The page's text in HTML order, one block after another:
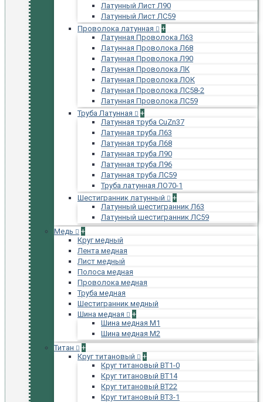
Латунный Лист Л90
Латунный Лист ЛС59
Проволока латунная
+
Латунная Проволока Л63
Латунная Проволока Л68
Латунная Проволока Л90
Латунная Проволока ЛК
Латунная Проволока ЛОК
Латунная Проволока ЛС58-2
Латунная Проволока ЛС59
Труба Латунная
+
Латунная труба CuZn37
Латунная труба Л63
Латунная труба Л68
Латунная труба Л90
Латунная труба Л96
Латунная труба ЛС59
Труба латунная ЛО70-1
Шестигранник латунный
+
Латунный шестигранник Л63
Латунный шестигранник ЛС59
Медь
+
Круг медный
Лента медная
Лист медный
Полоса медная
Проволока медная
Труба медная
Шестигранник медный
Шина медная
+
Шина медная М1
Шина медная М2
Титан
+
Круг титановый
+
Круг титановый ВТ1-0
Круг титановый ВТ14
Круг титановый ВТ22
Круг титановый ВТ3-1